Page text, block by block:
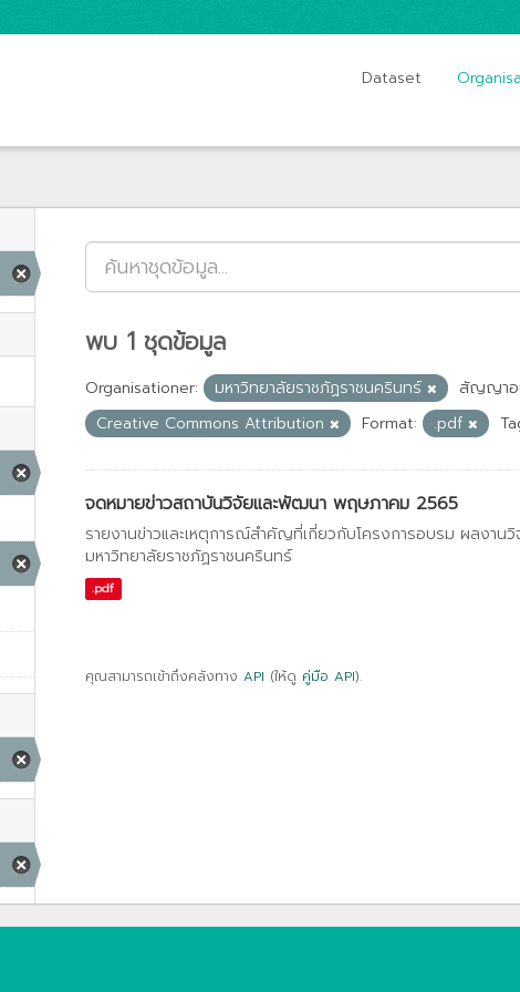
Dataset
พบ 1 ชุดข้อมูล
Organisationer: มหาวิทยาลัยราชภัฏราชนครินทร์
สัญญา
Creative Commons Attribution
Format: .pdf
จดหมายข่าวสถาบันวิจัยและพัฒนา พฤษภาคม 2565
รายงานข่าวและเหตุการณ์สำคัญที่เกี่ยวกับโครงการอบรม ผลงา
มหาวิทยาลัยราชภัฏราชนครินทร์
.pdf
คุณสามารถเข้าถึงคลังทาง API (ให้ดู คู่มือ API).